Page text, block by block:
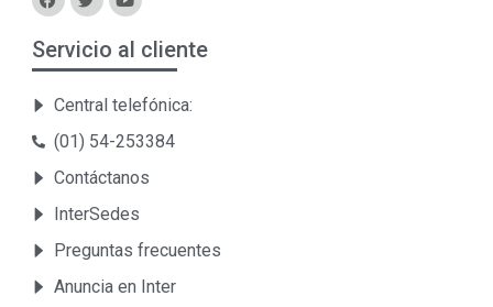
Servicio al cliente
Central telefónica:
(01) 54-253384
Contáctanos
InterSedes
Preguntas frecuentes
Anuncia en Inter